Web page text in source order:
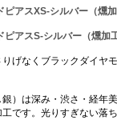
アスXS-シルバー（燻加
アスS-シルバー（燻加工
げなくブラックダイヤ
）は深み・渋さ・経年
です。光りすぎない落